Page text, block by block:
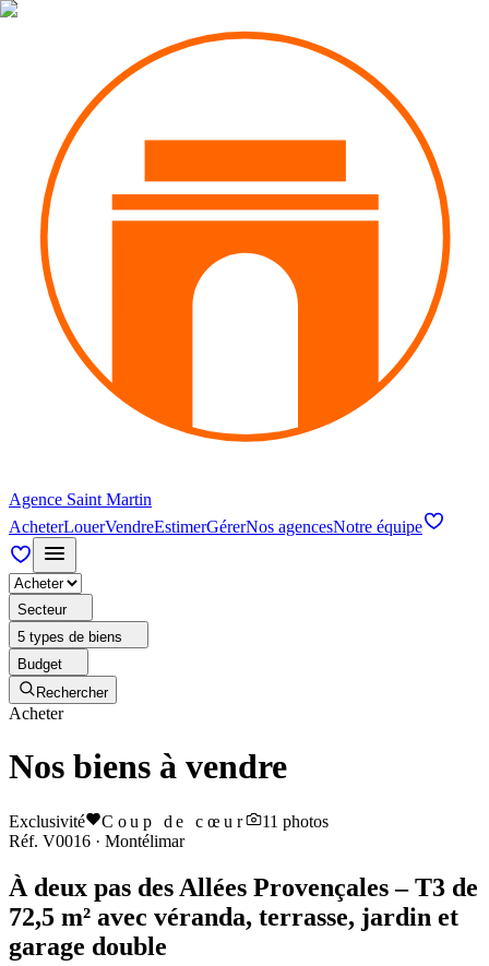
Agence Saint Martin
AcheterLouerVendreEstimerGérerNos agencesNotre équipe
Secteur
5 types de biens
Budget
Rechercher
Acheter
Nos biens à vendre
Exclusivité Coup de cœur 11 photos
Réf. V0016 · Montélimar
À deux pas des Allées Provençales – T3 de
72,5 m² avec véranda, terrasse, jardin et
garage double